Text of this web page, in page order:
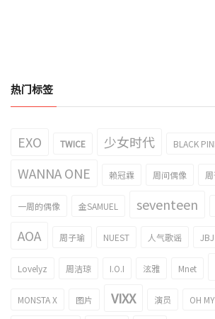
热门标签
EXO TWICE 少女时代 BLACK
WANNA ONE 赖冠霖 周间偶像
一周的偶像 金SAMUEL seventeen
AOA 周子瑜 NUEST 人气歌谣 JBJ
Lovelyz 周洁琼 I.O.I 泫雅 Mnet
MONSTA X 图片 VIXX 演员 OH